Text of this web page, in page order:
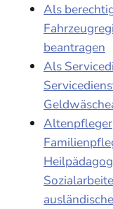
Als
beantragen
Als